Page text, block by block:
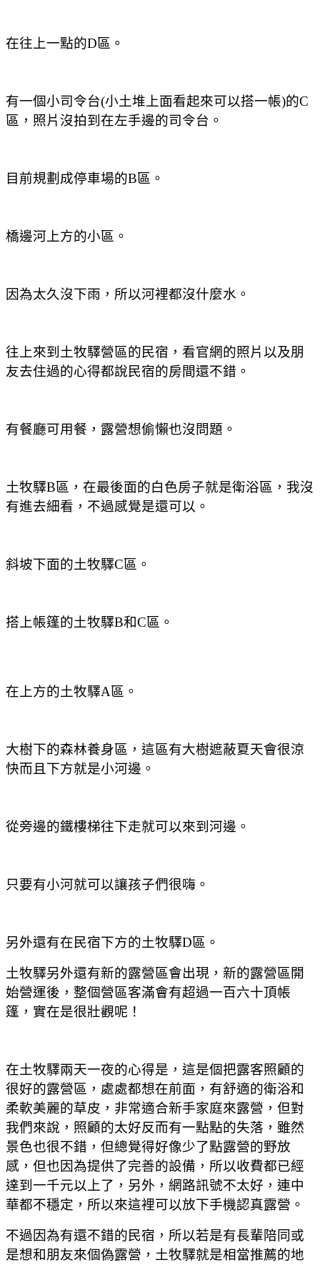
在往上一點的D區。
有一個小司令台(小土堆上面看起來可以搭一帳)的C
區 ，照片沒拍到在左手邊的司令台。
目前規劃成停車場的B區。
橋邊河上方的小區。
因為太久沒下雨 ，所以河裡都沒什麼水。
往上來到土牧驛營區的民宿 ，看官網的照片以及朋
友去住過的心得都說民宿的房間還不錯。
有餐廳可用餐 ，露營想偷懶也沒問題。
土牧驛B區 ，在最後面的白色房子就是衛浴區 ，我沒
有進去細看 ，不過感覺是還可以。
斜坡下面的土牧驛C區。
搭上帳篷的土牧驛B和C區。
在上方的土牧驛A區。
大樹下的森林養身區 ，這區有大樹遮蔽夏天會很涼
快而且下方就是小河邊。
從旁邊的鐵樓梯往下走就可以來到河邊。
只要有小河就可以讓孩子們很嗨。
另外還有在民宿下方的土牧驛D區。
土牧驛另外還有新的露營區會出現 ，新的露營區開
始營運後 ， 整個營區客滿會有超過一百六十頂帳
篷 ，實在是很壯觀呢！
在土牧驛兩天一夜的心得是 ，這是個把露客照顧的
很好的露營區 ，處處都想在前面 ，有舒適的衛浴和
柔軟美麗的草皮 ，非常適合新手家庭來露營 ，但對
我們來說 ，照顧的太好反而有一點點的失落 ，雖然
景色也很不錯 ，但總覺得好像少了點露營的野放
感 ，但也因為提供了完善的設備 ，所以收費都已經
達到一千元以上了 ，另外 ，網路訊號不太好 ，連中
華都不穩定 ，所以來這裡可以放下手機認真露營 。
不過因為有還不錯的民宿 ，所以若是有長輩陪同或
是想和朋友來個偽露營 ，土牧驛就是相當推薦的地